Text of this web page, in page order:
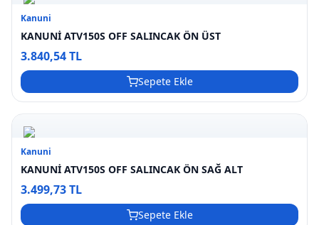
Kanuni
KANUNİ ATV150S OFF SALINCAK ÖN ÜST
3.840,54 TL
Sepete Ekle
Kanuni
KANUNİ ATV150S OFF SALINCAK ÖN SAĞ ALT
3.499,73 TL
Sepete Ekle